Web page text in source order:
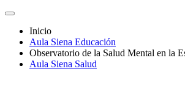
Saltar
contenido
Toggle
Navigation
Inicio
Aula Siena Educación
Observatorio de la Salud Mental en la
Aula Siena Salud